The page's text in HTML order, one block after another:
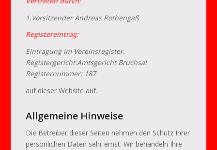
1.Vorsitzender Andreas Rothengaß
Registereintrag:
Eintragung im Vereinsregister.
Registergericht:Amtsgericht Bruchsal
Registernummer: 187
auf dieser Website auf.
Allgemeine Hinweise
Die Betreiber dieser Seiten nehmen den Schutz Ihrer
persönlichen Daten sehr ernst. Wir behandeln Ihre